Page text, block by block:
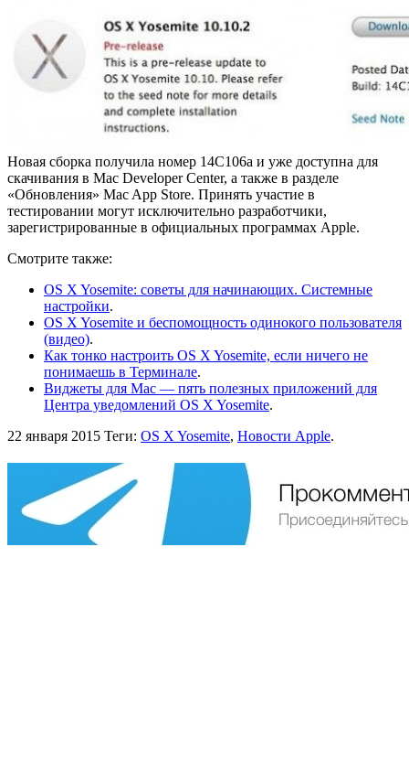
Новая сборка получила номер 14C106a и уже доступна для
скачивания в Mac Developer Center, а также в разделе
«Обновления» Mac App Store. Принять участие в
тестировании могут исключительно разработчики,
зарегистрированные в официальных программах Apple.
Смотрите также:
OS X Yosemite: советы для начинающих. Системные
настройки.
OS X Yosemite и беспомощность одинокого пользователя
(видео).
Как тонко настроить OS X Yosemite, если ничего не
понимаешь в Терминале.
Виджеты для Mac — пять полезных приложений для
Центра уведомлений OS X Yosemite.
22 января 2015 Теги: OS X Yosemite, Новости Apple.